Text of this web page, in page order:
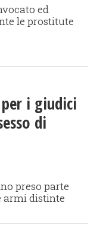
ed
le prostitute
i giudici
di
preso parte
armi distinte